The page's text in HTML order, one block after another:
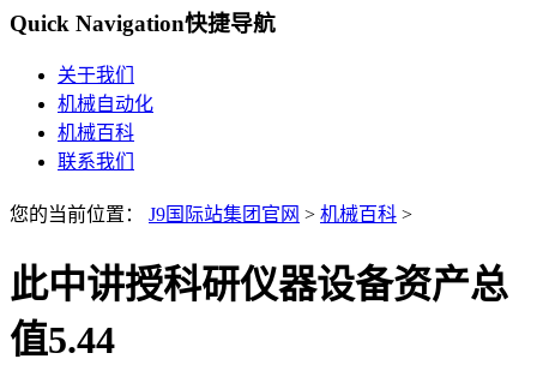
Quick Navigation快捷导航
关于我们
机械自动化
机械百科
联系我们
您的当前位置： J9国际站集团官网 > 机械百科 >
此中讲授科研仪器设备资产总
值5.44